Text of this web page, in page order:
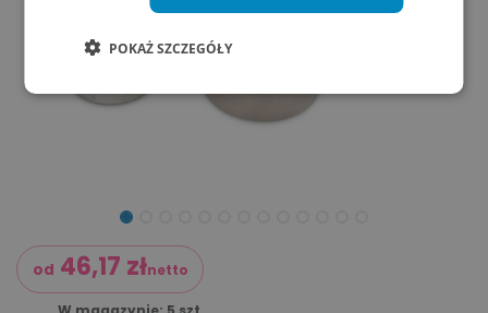
od 46,17 złnetto
POKAŻ SZCZEGÓŁY